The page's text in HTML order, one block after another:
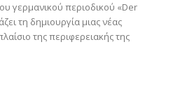
γερμανικού περιοδικού «Der
τη δημιουργία μιας νέας
της περιφερειακής της